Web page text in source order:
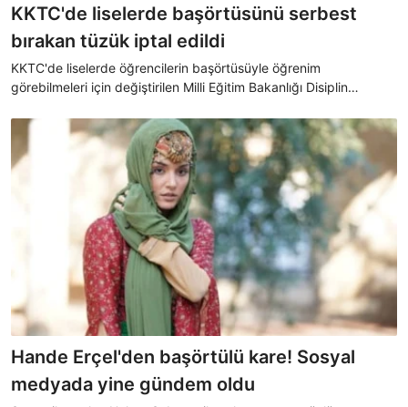
KKTC'de liselerde başörtüsünü serbest
bırakan tüzük iptal edildi
KKTC'de liselerde öğrencilerin başörtüsüyle öğrenim
görebilmeleri için değiştirilen Milli Eğitim Bakanlığı Disiplin
Hande Erçel'den başörtülü kare! Sosyal
medyada yine gündem oldu